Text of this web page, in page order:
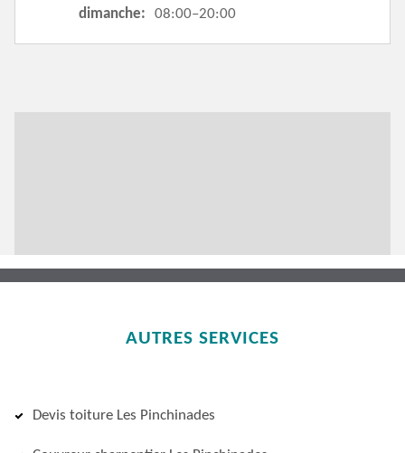
dimanche: 08:00–20:00
AUTRES SERVICES
Devis toiture Les Pinchinades